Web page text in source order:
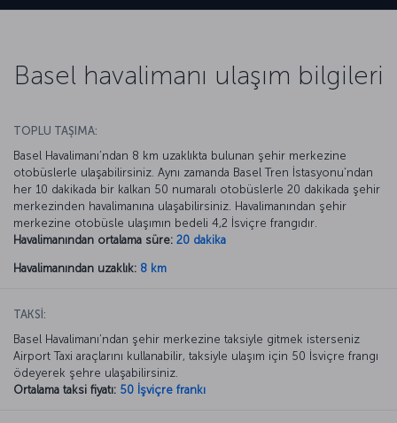
Basel havalimanı ulaşım bilgileri
TOPLU TAŞIMA:
Basel Havalimanı’ndan 8 km uzaklıkta bulunan şehir merkezine
otobüslerle ulaşabilirsiniz. Aynı zamanda Basel Tren İstasyonu’ndan
her 10 dakikada bir kalkan 50 numaralı otobüslerle 20 dakikada şehir
merkezinden havalimanına ulaşabilirsiniz. Havalimanından şehir
merkezine otobüsle ulaşımın bedeli 4,2 İsviçre frangıdır.
Havalimanından ortalama süre: 20 dakika
Havalimanından uzaklık: 8 km
TAKSİ:
Basel Havalimanı’ndan şehir merkezine taksiyle gitmek isterseniz
Airport Taxi araçlarını kullanabilir, taksiyle ulaşım için 50 İsviçre frangı
ödeyerek şehre ulaşabilirsiniz.
Ortalama taksi fiyatı: 50 İşviçre frankı